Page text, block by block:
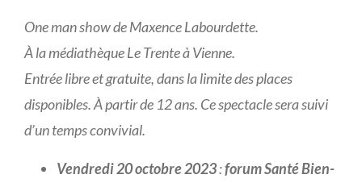
One man show de Maxence Labourdette.
À la médiathèque Le Trente à Vienne.
Entrée libre et gratuite, dans la limite des places
disponibles. À partir de 12 ans. Ce spectacle sera suivi
d’un temps convivial.
Vendredi 20 octobre 2023:forum Santé Bien-